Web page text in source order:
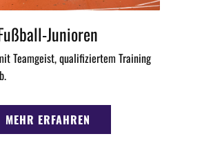
Junioren
Teamgeist, qualifiziertem Training
MEHR ERFAHREN